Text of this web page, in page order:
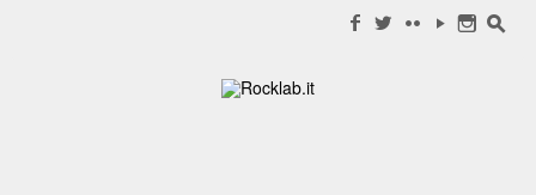
f w c y n s